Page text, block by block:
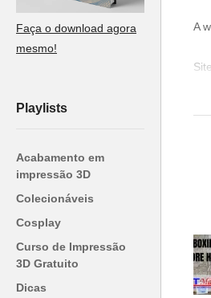
Faça o download agora
mesmo!
Playlists
Acabamento em
impressão 3D
Colecionáveis
Cosplay
Curso de Impressão
3D Gratuito
Dicas
A